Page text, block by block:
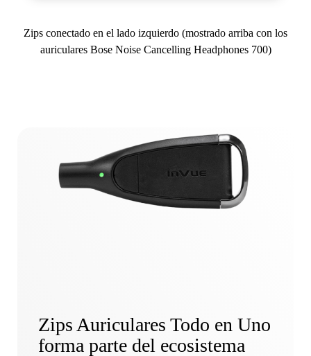
Zips conectado en el lado izquierdo (mostrado arriba con los
auriculares Bose Noise Cancelling Headphones 700)
Zips Auriculares Todo en Uno
forma parte del ecosistema